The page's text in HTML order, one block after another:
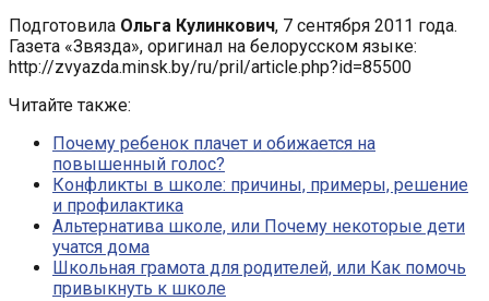
Подготовила Ольга Кулинкович, 7 сентября 2011 года.
Газета «Звязда», оригинал на белорусском языке:
http://zvyazda.minsk.by/ru/pril/article.php?id=85500
Читайте также:
Почему ребенок плачет и обижается на
повышенный голос?
Конфликты в школе: причины, примеры, решение
и профилактика
Альтернатива школе, или Почему некоторые дети
учатся дома
Школьная грамота для родителей, или Как помочь
привыкнуть к школе